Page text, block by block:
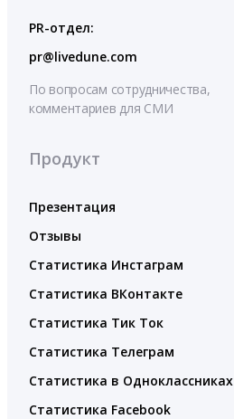
PR-отдел:
pr@livedune.com
По вопросам сотрудничества,
комментариев для СМИ
Продукт
Презентация
Отзывы
Статистика Инстаграм
Статистика ВКонтакте
Статистика Тик Ток
Статистика Телеграм
Статистика в Одноклассниках
Статистика Facebook